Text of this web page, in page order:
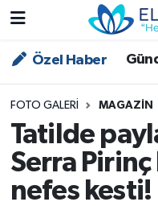
Özel Haber
FOTO GALERI MAGAZIN
Tatilde
Serra
nefes kesti!
Özel Haber
Akademi
Asayiş
Bilim - Teknoloji
Nöbetçi
Hava Durumu
Trafik Durumu
Süper Lig Puan